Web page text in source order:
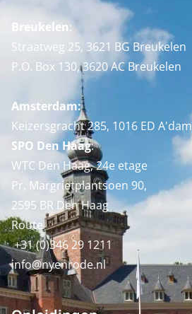
Breukelen:
Straatweg 25, 3621 BG Breukelen
P.O. Box 130, 3620 AC Breukelen
Amsterdam:
Keizersgracht 285, 1016 ED A'dam
SPO Den Haag:
WTC Den Haag, 24e etage
Pr. Margrietplantsoen 90,
2595 BR Den Haag
Route
+31 (0)346 29 1211
info@nyenrode.nl